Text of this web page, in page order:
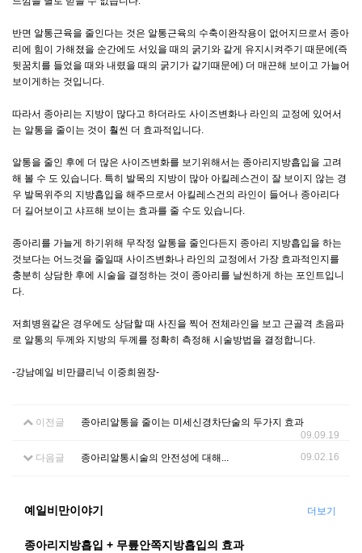
반면 알통근육을 줄인다는 것은 알통근육의 수축이완작용이 없어지므로서 종아
리에 힘이 가해졌을 순간에도 서있을 때의 굵기와 같게 유지시켜주기 때문에(즉
뒷꿈치를 들었을 때와 내렸을 때의 굵기가 같기때문에) 더 매끈해 보이고 가늘어
보이게하는 것입니다.
따라서 종아리는 지방이 많다고 하더라도 사이즈변화나 라인의 교정에 있어서
는 알통을 줄이는 것이 훨씬 더 효과적입니다.
알통을 줄인 후에 더 많은 사이즈변화를 보기위해서는 종아리지방흡입을 고려
해 볼 수 도 있습니다. 특히 발목의 지방이 많아 아킬레스건이 잘 보이지 않는 경
우 발목위주의 지방흡입을 해주므로서 아킬레스건의 라인이 들어나 종아리다
더 길어보이고 샤프해 보이는 효과를 줄 수도 있습니다.
종아리를 가늘게 하기위해 무작정 알통을 줄인다든지 종아리 지방흡입을 하는
것보다는 어느것을 줄일때 사이즈변화나 라인의 교정에서 가장 효과적인지를
충분히 상담한 후에 시술을 결정하는 것이 종아리를 날씬하게 하는 포인트입니
다.
저희병원같은 경우에도 상담할 때 사진을 찍어 전체라인을 보고 근골격 초음파
로 알통의 두께와 지방의 두께를 정확히 측정해 시술방법을 결정합니다.
-강남예일 비만클리닉 이중희원장-
이전글
종아리알통을 줄이는 미세신경차단술의 두가지 효과
09.09.19
다음글
종아리알통시술의 안전성에 대해... 09.02.16
예일비만이야기
종아리지방흡입 + 무릎안쪽지방흡입의 효과
더보기